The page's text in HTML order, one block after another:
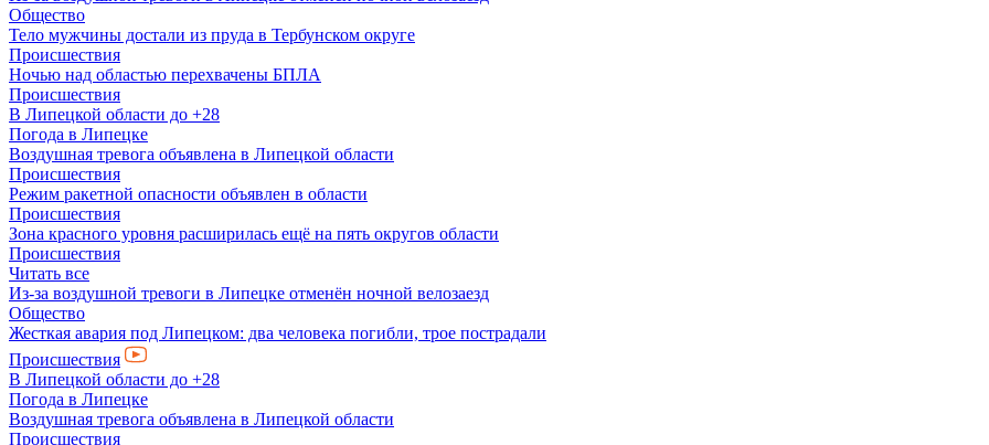
Общество
Тело мужчины достали из пруда в Тербунском округе
Происшествия
Ночью над областью перехвачены БПЛА
Происшествия
В Липецкой области до +28
Погода в Липецке
Воздушная тревога объявлена в Липецкой области
Происшествия
Режим ракетной опасности объявлен в области
Происшествия
Зона красного уровня расширилась ещё на пять округов области
Происшествия
Читать все
Из-за воздушной тревоги в Липецке отменён ночной велозаезд
Общество
Жесткая авария под Липецком: два человека погибли, трое пострадали
Происшествия
В Липецкой области до +28
Погода в Липецке
Воздушная тревога объявлена в Липецкой области
Происшествия